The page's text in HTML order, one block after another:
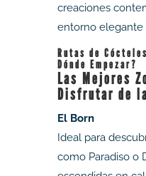
creaciones
entorno elegante
Rutas de
Dónde Empezar?
Las Mejores
Disfrutar de
El Born
Ideal para
como Paradiso o